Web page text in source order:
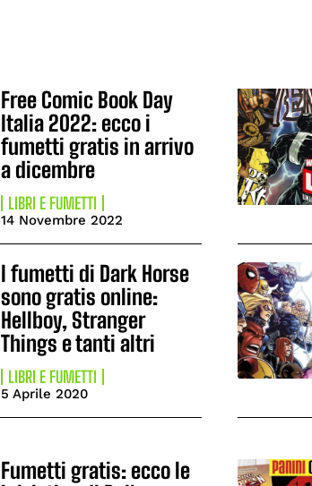
Free Comic Book Day
Italia 2022: ecco i
fumetti gratis in arrivo
a dicembre
LIBRI E FUMETTI
14 Novembre 2022
I fumetti di Dark Horse
sono gratis online:
Hellboy, Stranger
Things e tanti altri
LIBRI E FUMETTI
5 Aprile 2020
Fumetti gratis: ecco le